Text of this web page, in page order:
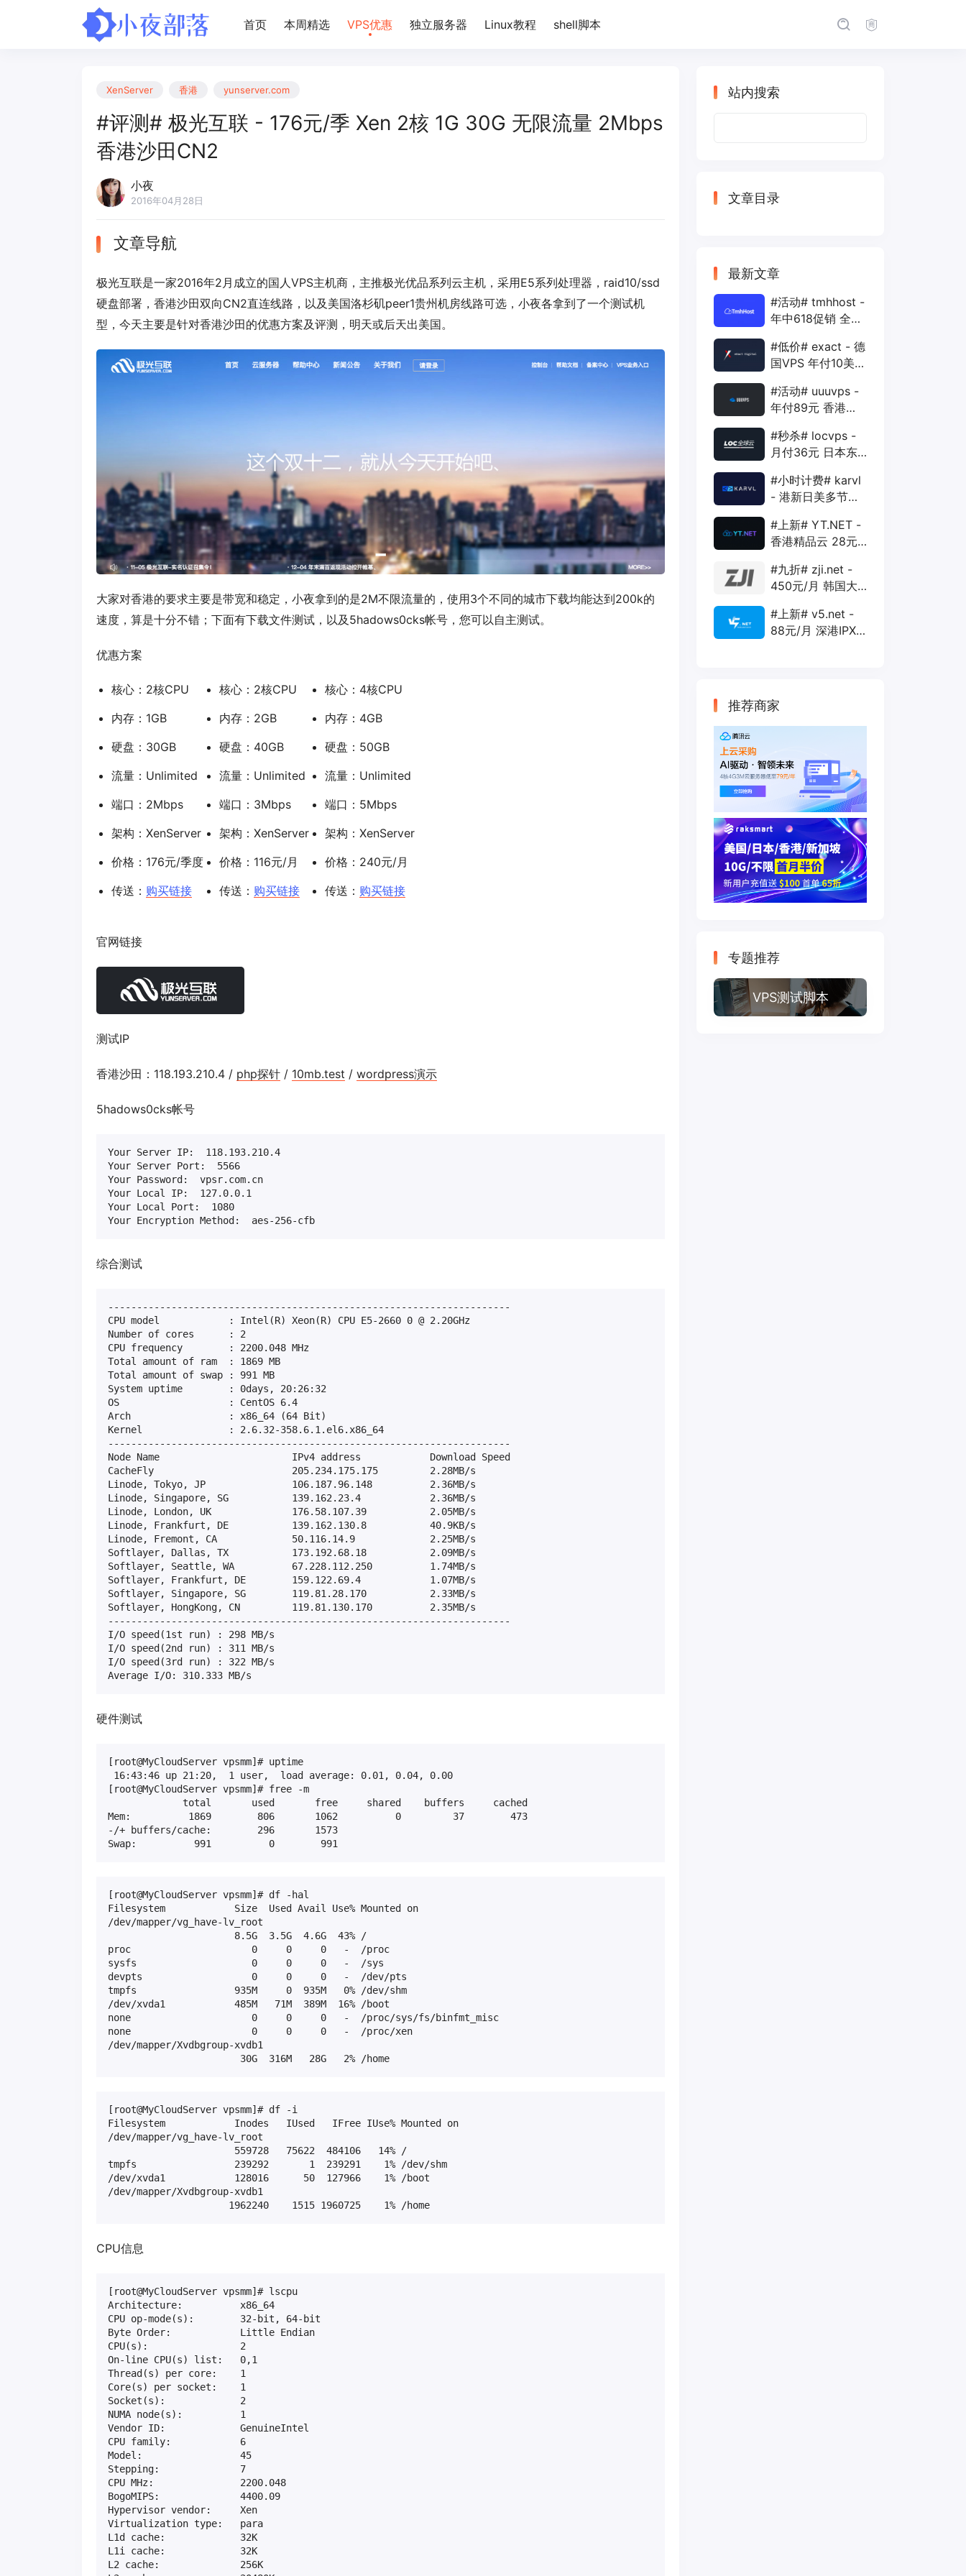
首页 本周精选 VPS优惠 独立服务器 Linux教程 shell脚本
XenServer 香港 yunserver.com
#评测# 极光互联 - 176元/季 Xen 2核 1G 30G 无限流量 2Mbps
香港沙田CN2
小夜
2016年04月28日
文章导航
极光互联是一家2016年2月成立的国人VPS主机商，主推极光优品系列云主机，采用E5系列处理器，raid10/ssd
硬盘部署，香港沙田双向CN2直连线路，以及美国洛杉矶peer1贵州机房线路可选，小夜各拿到了一个测试机
型，今天主要是针对香港沙田的优惠方案及评测，明天或后天出美国。
大家对香港的要求主要是带宽和稳定，小夜拿到的是2M不限流量的，使用3个不同的城市下载均能达到200k的
速度，算是十分不错；下面有下载文件测试，以及5hadows0cks帐号，您可以自主测试。
优惠方案
核心：2核CPU
内存：1GB
硬盘：30GB
流量：Unlimited
端口：2Mbps
架构：XenServer
价格：176元/季度
传送： 购买链接
核心：2核CPU
内存：2GB
硬盘：40GB
流量：Unlimited
端口：3Mbps
架构：XenServer
价格：116元/月
传送： 购买链接
核心：4核CPU
内存：4GB
硬盘：50GB
流量：Unlimited
端口：5Mbps
架构：XenServer
价格：240元/月
传送： 购买链接
官网链接
测试IP
香港沙田：118.193.210.4 / php探针 / 10mb.test / wordpress演示
5hadows0cks帐号
Your Server IP:  118.193.210.4
Your Server Port:  5566
Your Password:  vpsr.com.cn
Your Local IP:  127.0.0.1
Your Local Port:  1080
Your Encryption Method:  aes-256-cfb
综合测试
----------------------------------------------------------------------
CPU model            : Intel(R) Xeon(R) CPU E5-2660 0 @ 2.20GHz
Number of cores      : 2
CPU frequency        : 2200.048 MHz
Total amount of ram  : 1869 MB
Total amount of swap : 991 MB
System uptime        : 0days, 20:26:32
OS                   : CentOS 6.4
Arch                 : x86_64 (64 Bit)
Kernel               : 2.6.32-358.6.1.el6.x86_64
----------------------------------------------------------------------
Node Name                       IPv4 address            Download Speed
CacheFly                        205.234.175.175         2.28MB/s
Linode, Tokyo, JP               106.187.96.148          2.36MB/s
Linode, Singapore, SG           139.162.23.4            2.36MB/s
Linode, London, UK              176.58.107.39           2.05MB/s
Linode, Frankfurt, DE           139.162.130.8           40.9KB/s
Linode, Fremont, CA             50.116.14.9             2.25MB/s
Softlayer, Dallas, TX           173.192.68.18           2.09MB/s
Softlayer, Seattle, WA          67.228.112.250          1.74MB/s
Softlayer, Frankfurt, DE        159.122.69.4            1.07MB/s
Softlayer, Singapore, SG        119.81.28.170           2.33MB/s
Softlayer, HongKong, CN         119.81.130.170          2.35MB/s
----------------------------------------------------------------------
I/O speed(1st run) : 298 MB/s
I/O speed(2nd run) : 311 MB/s
I/O speed(3rd run) : 322 MB/s
Average I/O: 310.333 MB/s
硬件测试
[root@MyCloudServer vpsmm]# uptime
16:43:46 up 21:20,  1 user,  load average: 0.01, 0.04, 0.00
[root@MyCloudServer vpsmm]# free -m
             total       used       free     shared    buffers     cached
Mem:          1869        806       1062          0         37        473
-/+ buffers/cache:        296       1573
Swap:          991          0        991
[root@MyCloudServer vpsmm]# df -hal
Filesystem            Size  Used Avail Use% Mounted on
/dev/mapper/vg_have-lv_root
                      8.5G  3.5G  4.6G  43% /
proc                     0     0     0   -  /proc
sysfs                    0     0     0   -  /sys
devpts                   0     0     0   -  /dev/pts
tmpfs                 935M     0  935M   0% /dev/shm
/dev/xvda1            485M   71M  389M  16% /boot
none                     0     0     0   -  /proc/sys/fs/binfmt_misc
none                     0     0     0   -  /proc/xen
/dev/mapper/Xvdbgroup-xvdb1
                       30G  316M   28G   2% /home
[root@MyCloudServer vpsmm]# df -i
Filesystem            Inodes   IUsed   IFree IUse% Mounted on
/dev/mapper/vg_have-lv_root
                      559728   75622  484106   14% /
tmpfs                 239292       1  239291    1% /dev/shm
/dev/xvda1            128016      50  127966    1% /boot
/dev/mapper/Xvdbgroup-xvdb1
                     1962240    1515 1960725    1% /home
CPU信息
[root@MyCloudServer vpsmm]# lscpu
Architecture:          x86_64
CPU op-mode(s):        32-bit, 64-bit
Byte Order:            Little Endian
CPU(s):                2
On-line CPU(s) list:   0,1
Thread(s) per core:    1
Core(s) per socket:    1
Socket(s):             2
NUMA node(s):          1
Vendor ID:             GenuineIntel
CPU family:            6
Model:                 45
Stepping:              7
CPU MHz:               2200.048
BogoMIPS:              4400.09
Hypervisor vendor:     Xen
Virtualization type:   para
L1d cache:             32K
L1i cache:             32K
L2 cache:              256K
站内搜索
文章目录
最新文章
#活动# tmhhost -
年中618促销 全场
年付VPS
#低价# exact - 德
国VPS 年付10美元
1Gbps
#活动# uuuvps -
年付89元 香港
400G 30M
#秒杀# locvps -
月付36元 日本东
40G 1T 450Mbps
#小时计费# karvl
- 港新日美多节点
20G 5T 1Gbps
#上新# YT.NET -
香港精品云 28元/
AS10099+移动
CMI
#九折# zji.net -
450元/月 韩国大
优化和纯国际线路
#上新# v5.net -
88元/月 深港IPX
推荐商家
专题推荐
VPS测试脚本